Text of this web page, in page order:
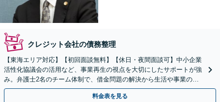
クレジット会社の債務整理
【東海エリア対応】【初回面談無料】【休日・夜間面談可】中小企業
活性化協議会の活用など、事業再生の視点を大切にしたサポートが強
み。弁護士2名のチーム体制で、借金問題の解決から生活や事業の立
て直しまで丁寧に寄り添います。【法人・個人】
料金表を見る